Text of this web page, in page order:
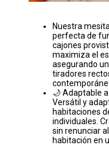
Nuestra
perfecta de
cajones
maximiza el
asegurando
tiradores
🌙 Adaptable
Versátil y
habitaciones
individuales.
sin renunciar
habitación en